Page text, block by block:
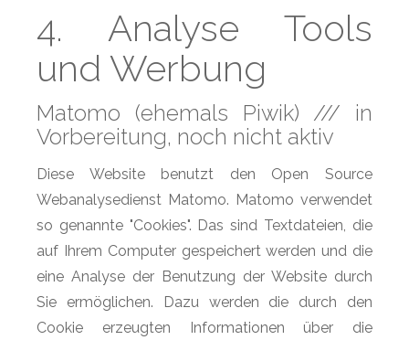
4. Analyse Tools
und Werbung
Matomo (ehemals Piwik) /// in
Vorbereitung, noch nicht aktiv
Diese Website benutzt den Open Source
Webanalysedienst Matomo. Matomo verwendet
so genannte "Cookies". Das sind Textdateien, die
auf Ihrem Computer gespeichert werden und die
eine Analyse der Benutzung der Website durch
Sie ermöglichen. Dazu werden die durch den
Cookie erzeugten Informationen über die